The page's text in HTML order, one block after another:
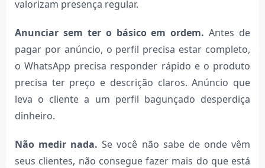
valorizam presença regular.
Anunciar sem ter o básico em ordem. Antes de
pagar por anúncio, o perfil precisa estar completo,
o WhatsApp precisa responder rápido e o produto
precisa ter preço e descrição claros. Anúncio que
leva o cliente a um perfil bagunçado desperdiça
dinheiro.
Não medir nada. Se você não sabe de onde vêm
seus clientes, não consegue fazer mais do que está